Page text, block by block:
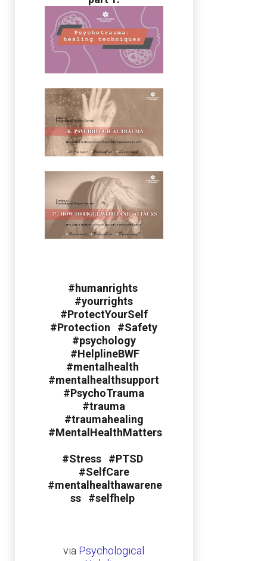
#humanrights
#yourrights
#ProtectYourSelf
#Protection #Safety
#psychology
#HelplineBWF
#mentalhealth
#mentalhealthsupport
#PsychoTrauma
#trauma
#traumahealing
#MentalHealthMatters
#Stress #PTSD
#SelfCare
#mentalhealthawarene
ss #selfhelp
via Psychological